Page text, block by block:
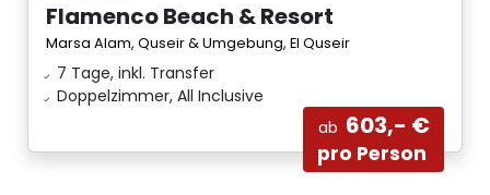
Flamenco Beach & Resort
Marsa Alam, Quseir & Umgebung, El Quseir
7 Tage, inkl. Transfer
Doppelzimmer, All Inclusive
ab 603,- €
pro Person